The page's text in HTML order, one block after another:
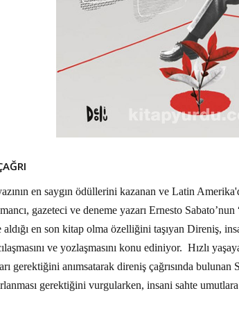
en saygın ödüllerini kazanan ve Latin
gazeteci ve deneme yazarı Ernesto Sabato’nun
aldığı en son kitap olma özelliğini taşıyan Direniş,
ve yozlaşmasını konu ediniyor. Hızlı
gerektiğini anımsatarak direniş çağrısında
gerektiğini vurgularken, insani sahte